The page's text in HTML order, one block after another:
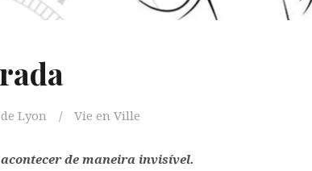
Lyon Vie en Ville
de maneira invisível.